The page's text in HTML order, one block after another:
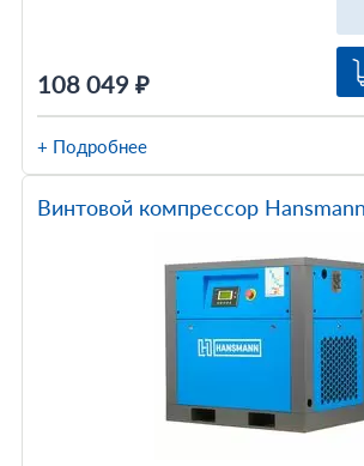
108 049 ₽
+ Подробнее
Винтовой компрессор